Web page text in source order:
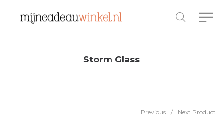
Storm Glass
Previous / Next Product